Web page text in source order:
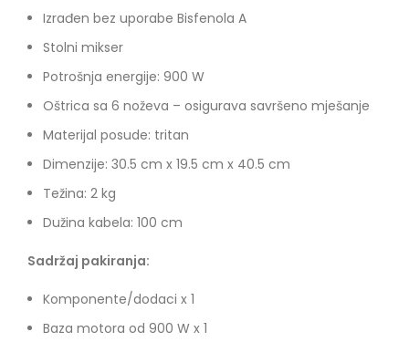
Izrađen bez uporabe Bisfenola A
Stolni mikser
Potrošnja energije: 900 W
Oštrica sa 6 noževa – osigurava savršeno mješanje
Materijal posude: tritan
Dimenzije: 30.5 cm x 19.5 cm x 40.5 cm
Težina: 2 kg
Dužina kabela: 100 cm
Sadržaj pakiranja:
Komponente/dodaci x 1
Baza motora od 900 W x 1